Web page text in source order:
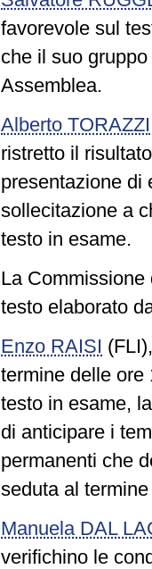
favorevole sul
che il suo
Assemblea.
Alberto TORAZZI
ristretto il
presentazione di
sollecitazione a
testo in esame.
La
testo elaborato
Enzo RAISI
termine delle ore
testo in esame,
di anticipare i
permanenti che
seduta al
Manuela DAL
verifichino le